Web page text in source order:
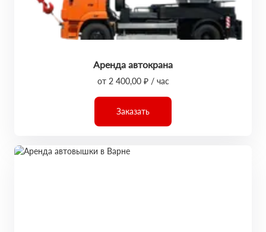
Аренда автокрана
от 2 400,00 ₽ / час
Заказать